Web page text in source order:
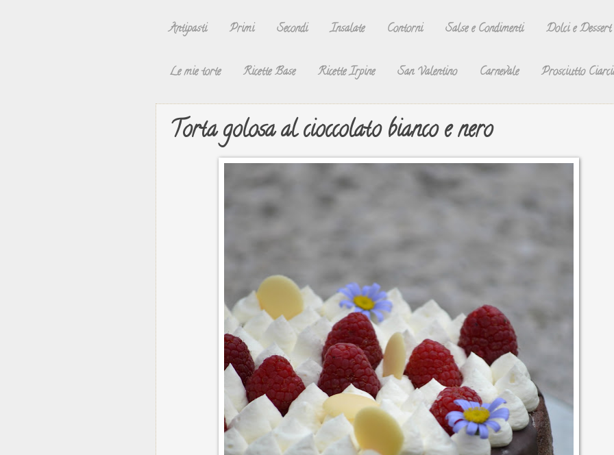
Antipasti Primi Secondi Insalate Contorni Salse e Condimenti Dolci e Dessert
Le mie torte Ricette Base Ricette Irpine San Valentino Carnevale Prosciutto
Torta golosa al cioccolato bianco e nero